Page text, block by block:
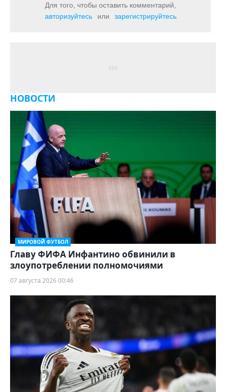
Для того, чтобы оставить комментарий,
авторизуйтесь
или зарегистрируйтесь
НОВОСТИ
МИРОВОЙ ФУТБОЛ
Главу ФИФА Инфантино обвинили в
злоупотреблении полномочиями
07 августа 2026 00:46